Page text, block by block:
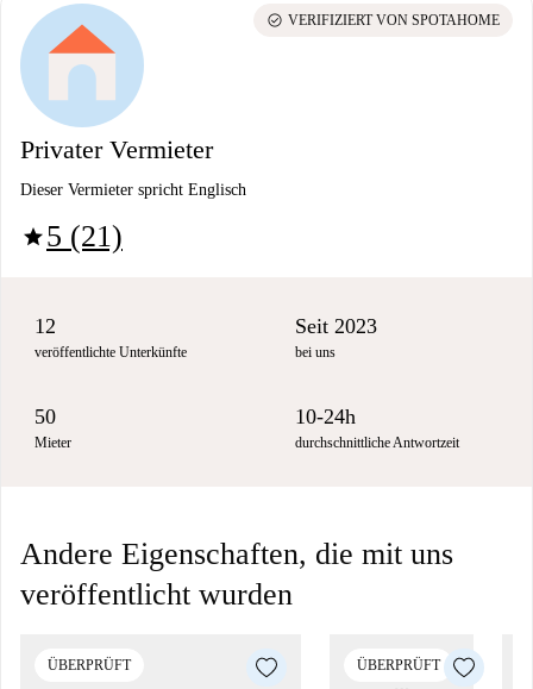
Privater Vermieter
Dieser Vermieter spricht Englisch
star5 (21)
check_circle VERIFIZIERT VON SPOTAHOME
12
veröffentlichte Unterkünfte
Seit 2023
bei uns
50
Mieter
10-24h
durchschnittliche Antwortzeit
Andere Eigenschaften, die mit uns
veröffentlicht wurden
ÜBERPRÜFT ÜBERPRÜFT